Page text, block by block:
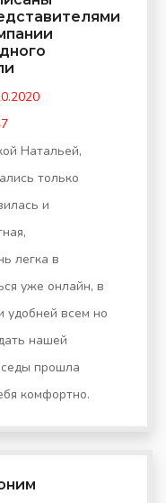
Натальей,
только
и
легка в
уже онлайн, в
удобней всем но
нашей
прошла
комфортно.